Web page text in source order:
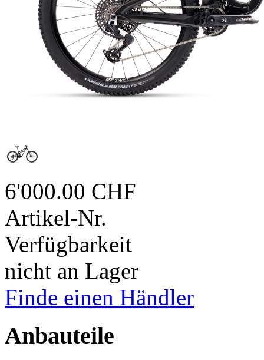
6'000.00 CHF
Artikel-Nr.
Verfügbarkeit
nicht an Lager
Finde einen Händler
Anbauteile